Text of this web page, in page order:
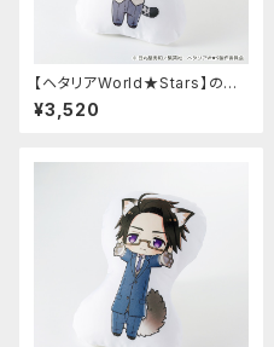
【ヘタリアWorld★Stars】のび
猫クッション 第2弾（プロイセ
ン）
¥3,520